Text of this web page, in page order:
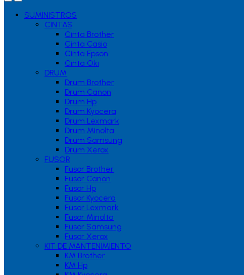
SUMINISTROS
CINTAS
Cinta Brother
Cinta Casio
Cinta Epson
Cinta Oki
DRUM
Drum Brother
Drum Canon
Drum Hp
Drum Kyocera
Drum Lexmark
Drum Minolta
Drum Samsung
Drum Xerox
FUSOR
Fusor Brother
Fusor Canon
Fusor Hp
Fusor Kyocera
Fusor Lexmark
Fusor Minolta
Fusor Samsung
Fusor Xerox
KIT DE MANTENIMIENTO
KM Brother
KM Hp